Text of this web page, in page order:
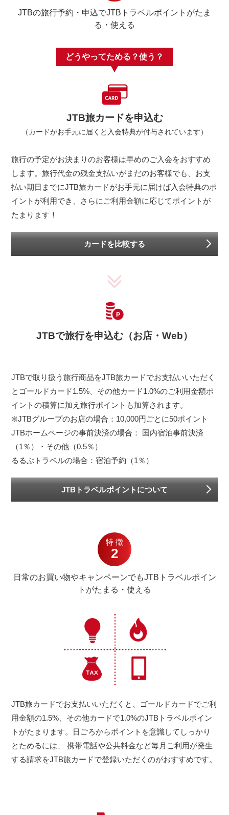
JTBの旅行予約・申込でJTBトラベルポイントがたま
る・使える
どうやってためる？使う？
JTB旅カードを申込む
（カードがお手元に届くと入会特典が付与されています）
旅行の予定がお決まりのお客様は早めのご入会をおすすめ
します。旅行代金の残金支払いがまだのお客様でも、お支
払い期日までにJTB旅カードがお手元に届けば入会特典のポ
イントが利用でき、さらにご利用金額に応じてポイントが
たまります！
カードを比較する
JTBで旅行を申込む（お店・Web）
JTBで取り扱う旅行商品をJTB旅カードでお支払いいただく
とゴールドカード1.5%、その他カード1.0%のご利用金額ポ
イントの積算に加え旅行ポイントも加算されます。
※JTBグループのお店の場合：10,000円ごとに50ポイント
JTBホームページの事前決済の場合： 国内宿泊事前決済
（1％）・その他（0.5％）
るるぶトラベルの場合：宿泊予約（1％）
JTBトラベルポイントについて
特徴
2
日常のお買い物やキャンペーンでもJTBトラベルポイン
トがたまる・使える
JTB旅カードでお支払いいただくと、ゴールドカードでご利
用金額の1.5%、その他カードで1.0%のJTBトラベルポイン
トがたまります。日ごろからポイントを意識してしっかり
とためるには、 携帯電話や公共料金など毎月ご利用が発生
する請求をJTB旅カードで登録いただくのがおすすめです。